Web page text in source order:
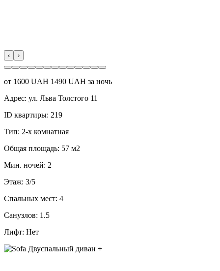
‹ ›
от 1600 UAH 1490 UAH за ночь
Адрес: ул. Льва Толстого 11
ID квартиры: 219
Тип: 2-х комнатная
Общая площадь: 57 м2
Мин. ночей: 2
Этаж: 3/5
Спальных мест: 4
Санузлов: 1.5
Лифт: Нет
Двуспальный диван +